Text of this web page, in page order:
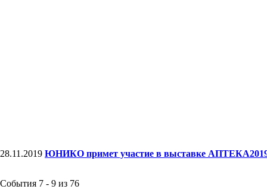
28.11.2019 ЮНИКО примет участие в выставке
События 7 - 9 из 76